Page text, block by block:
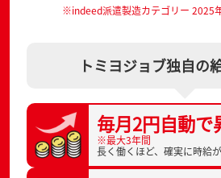
※indeed派遣製造カテゴリー 2025
トミヨジョブ独自の
毎月2円自動で
※最大3年間
長く働くほど、 確実に時給